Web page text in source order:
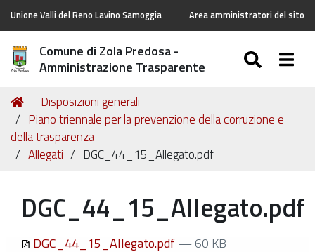
Unione Valli del Reno Lavino Samoggia Area amministratori del sito
Comune di Zola Predosa -
Amministrazione Trasparente
Tu
sei
qui:
Home
Disposizioni generali
Piano triennale per la prevenzione della corruzione e
della trasparenza
Allegati
DGC_44_15_Allegato.pdf
DGC_44_15_Allegato.pdf
DGC_44_15_Allegato.pdf— 60 KB